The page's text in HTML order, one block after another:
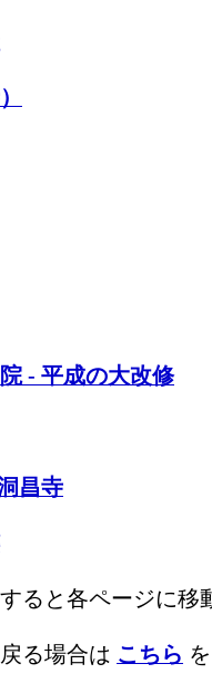
- 平成の大改修
昌寺
ると各ページに移
る場合は こちら